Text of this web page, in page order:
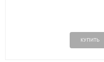
КУПИТЬ